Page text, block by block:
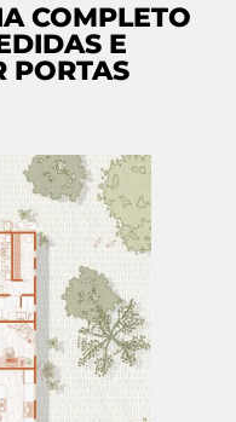
COMPLETO
E
PORTAS